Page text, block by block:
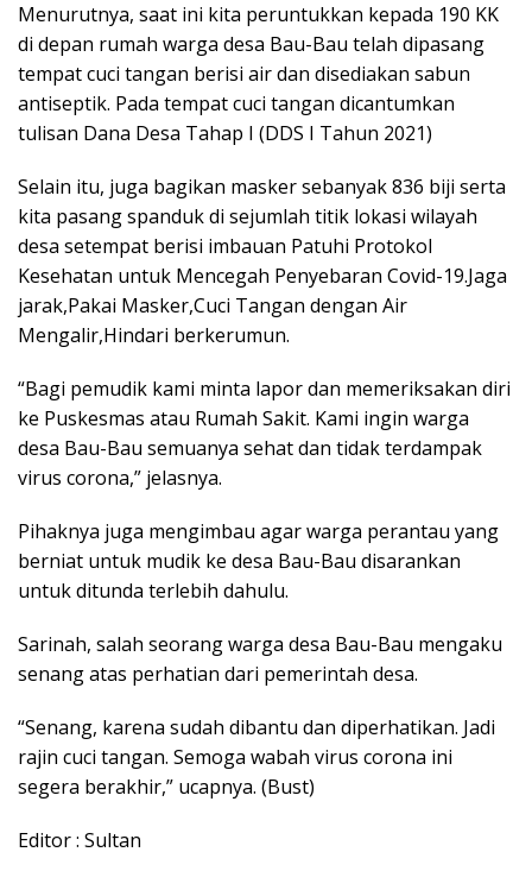
Menurutnya, saat ini kita peruntukkan kepada 190 KK
di depan rumah warga desa Bau-Bau telah dipasang
tempat cuci tangan berisi air dan disediakan sabun
antiseptik. Pada tempat cuci tangan dicantumkan
tulisan Dana Desa Tahap I (DDS I Tahun 2021)
Selain itu, juga bagikan masker sebanyak 836 biji serta
kita pasang spanduk di sejumlah titik lokasi wilayah
desa setempat berisi imbauan Patuhi Protokol
Kesehatan untuk Mencegah Penyebaran Covid-19.Jaga
jarak,Pakai Masker,Cuci Tangan dengan Air
Mengalir,Hindari berkerumun.
“Bagi pemudik kami minta lapor dan memeriksakan diri
ke Puskesmas atau Rumah Sakit. Kami ingin warga
desa Bau-Bau semuanya sehat dan tidak terdampak
virus corona,” jelasnya.
Pihaknya juga mengimbau agar warga perantau yang
berniat untuk mudik ke desa Bau-Bau disarankan
untuk ditunda terlebih dahulu.
Sarinah, salah seorang warga desa Bau-Bau mengaku
senang atas perhatian dari pemerintah desa.
“Senang, karena sudah dibantu dan diperhatikan. Jadi
rajin cuci tangan. Semoga wabah virus corona ini
segera berakhir,” ucapnya. (Bust)
Editor : Sultan